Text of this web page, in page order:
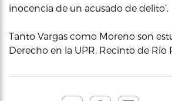
inocencia de un acusado de delito’.
Tanto Vargas como Moreno son
Derecho en la UPR, Recinto de Río